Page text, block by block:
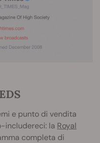
e punto di vendita
includereci: la Royal
completa di